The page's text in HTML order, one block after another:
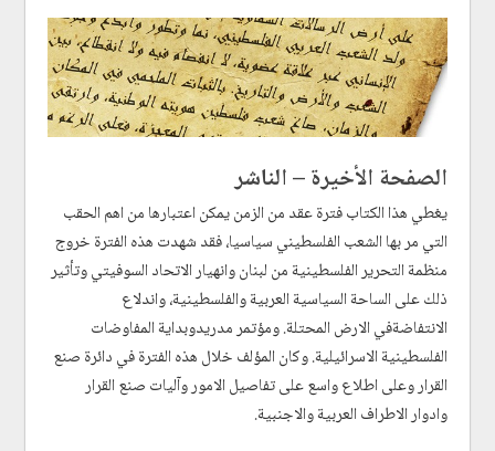
الصفحة الأخيرة – الناشر
يغطي هذا الكتاب فترة عقد من الزمن يمكن اعتبارها من اهم الحقب
التي مر بها الشعب الفلسطيني سياسيا، فقد شهدت هذه الفترة خروج
منظمة التحرير الفلسطينية من لبنان وانهيار الاتحاد السوفيتي وتأثير
ذلك على الساحة السياسية العربية والفلسطينية، واندلاع
الانتفاضةفي الارض المحتلة. ومؤتمر مدريدوبداية المفاوضات
الفلسطينية الاسرائيلية. وكان المؤلف خلال هذه الفترة في دائرة صنع
القرار وعلى اطلاع واسع على تفاصيل الامور وآليات صنع القرار
وادوار الاطراف العربية والاجنبية.